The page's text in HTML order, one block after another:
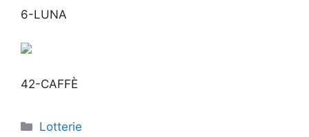
6-LUNA
42-CAFFÈ
Categorie
Lotterie